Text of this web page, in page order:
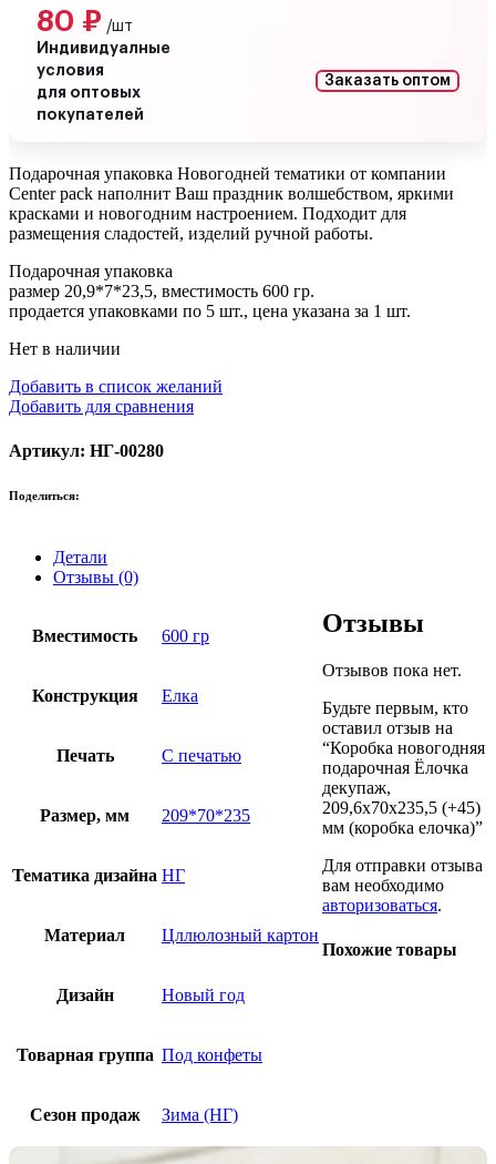
80 ₽ /шт
Индивидуалные
условия
для оптовых
покупателей
Заказать оптом
Подарочная упаковка Новогодней тематики от компании
Сenter pack наполнит Ваш праздник волшебством, яркими
красками и новогодним настроением. Подходит для
размещения сладостей, изделий ручной работы.
Подарочная упаковка
размер 20,9*7*23,5, вместимость 600 гр.
продается упаковками по 5 шт., цена указана за 1 шт.
Нет в наличии
Добавить в список желаний
Добавить для сравнения
Артикул: НГ-00280
Поделиться:
Детали
Отзывы (0)
Вместимость 600 гр
Конструкция Елка
Печать С печатью
Размер, мм 209*70*235
Тематика дизайна НГ
Материал Цллюлозный картон
Дизайн Новый год
Товарная группа Под конфеты
Сезон продаж Зима (НГ)
Отзывы
Отзывов пока нет.
Будьте первым, кто
оставил отзыв на
“Коробка новогодняя
подарочная Ёлочка
декупаж,
209,6х70х235,5 (+45)
мм (коробка елочка)”
Для отправки отзыва
вам необходимо
авторизоваться.
Похожие товары